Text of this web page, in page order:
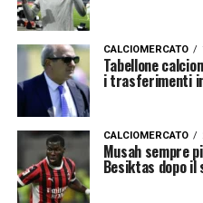
CALCIOMERCATO
Tabellone
i trasferimenti
CALCIOMERCATO
Musah sempre
Besiktas dopo il